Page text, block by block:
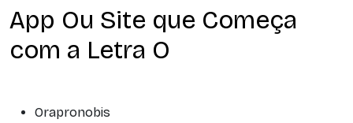
App Ou Site que Começa
com a Letra O
Orapronobis